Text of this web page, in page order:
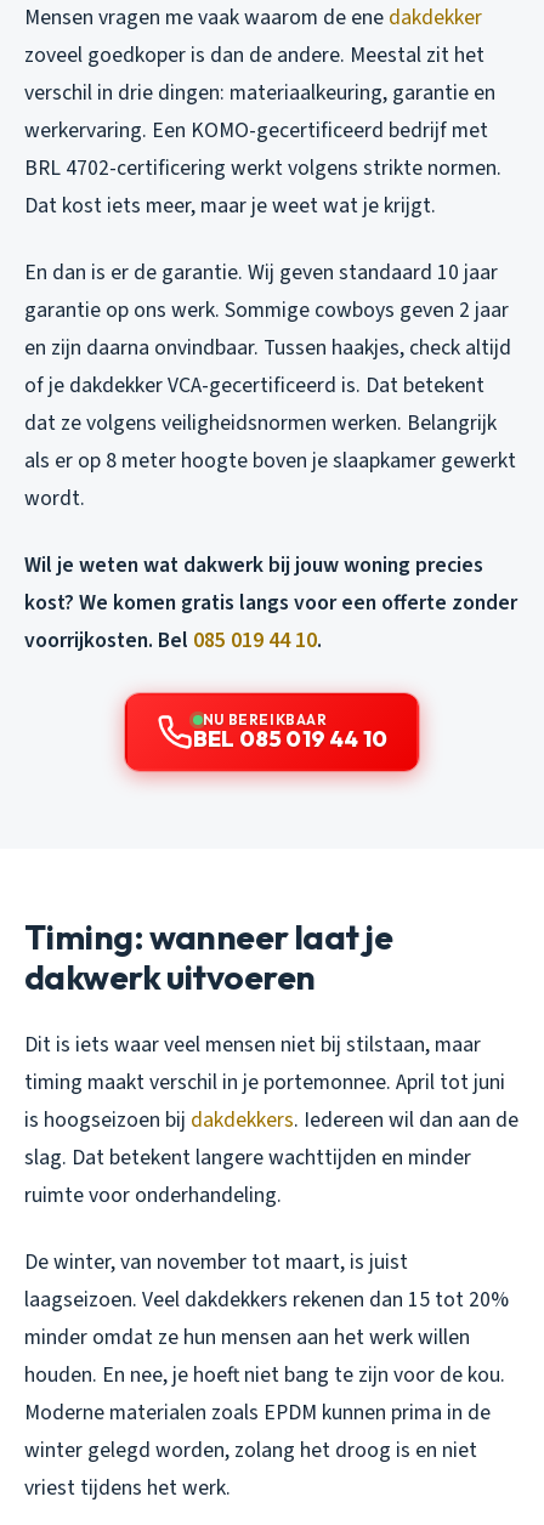
Mensen vragen me vaak waarom de ene dakdekker
zoveel goedkoper is dan de andere. Meestal zit het
verschil in drie dingen: materiaalkeuring, garantie en
werkervaring. Een KOMO-gecertificeerd bedrijf met
BRL 4702-certificering werkt volgens strikte normen.
Dat kost iets meer, maar je weet wat je krijgt.
En dan is er de garantie. Wij geven standaard 10 jaar
garantie op ons werk. Sommige cowboys geven 2 jaar
en zijn daarna onvindbaar. Tussen haakjes, check altijd
of je dakdekker VCA-gecertificeerd is. Dat betekent
dat ze volgens veiligheidsnormen werken. Belangrijk
als er op 8 meter hoogte boven je slaapkamer gewerkt
wordt.
Wil je weten wat dakwerk bij jouw woning precies
kost? We komen gratis langs voor een offerte zonder
voorrijkosten. Bel 085 019 44 10.
NU BEREIKBAAR
BEL 085 019 44 10
Timing: wanneer laat je
dakwerk uitvoeren
Dit is iets waar veel mensen niet bij stilstaan, maar
timing maakt verschil in je portemonnee. April tot juni
is hoogseizoen bij dakdekkers. Iedereen wil dan aan de
slag. Dat betekent langere wachttijden en minder
ruimte voor onderhandeling.
De winter, van november tot maart, is juist
laagseizoen. Veel dakdekkers rekenen dan 15 tot 20%
minder omdat ze hun mensen aan het werk willen
houden. En nee, je hoeft niet bang te zijn voor de kou.
Moderne materialen zoals EPDM kunnen prima in de
winter gelegd worden, zolang het droog is en niet
vriest tijdens het werk.